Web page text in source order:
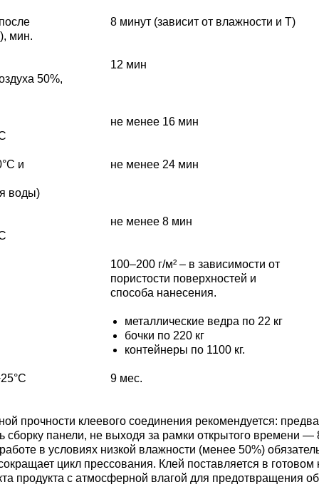
мин.
50%,
и
воды)
8 минут (зависит от влажности и Т)
12 мин
не менее 16 мин
не менее 24 мин
не менее 8 мин
100–200 г/м² – в зависимости от
пористости поверхностей и
способа нанесения.
металлические ведра по 22 кг
бочки по 220 кг
контейнеры по 1100 кг.
9 мес.
прочности клеевого соединения рекомендуется:
сборку панели, не выходя за рамки открытого времени
в условиях низкой влажности (менее 50%)
цикл прессования. Клей поставляется в
продукта с атмосферной влагой для предотвращения